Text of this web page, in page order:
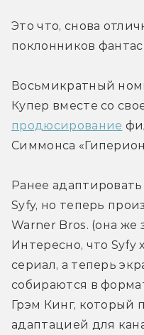
Это что, снова
поклонников
Восьмикратный
Купер вместе со
продюсирование
Симмонса
Ранее
Syfy, но теперь
Warner Bros. (она же
Интересно, что Syfy
сериал, а теперь
собираются в
Грэм Кинг, который
адаптацией для